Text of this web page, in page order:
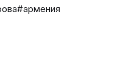
#армения